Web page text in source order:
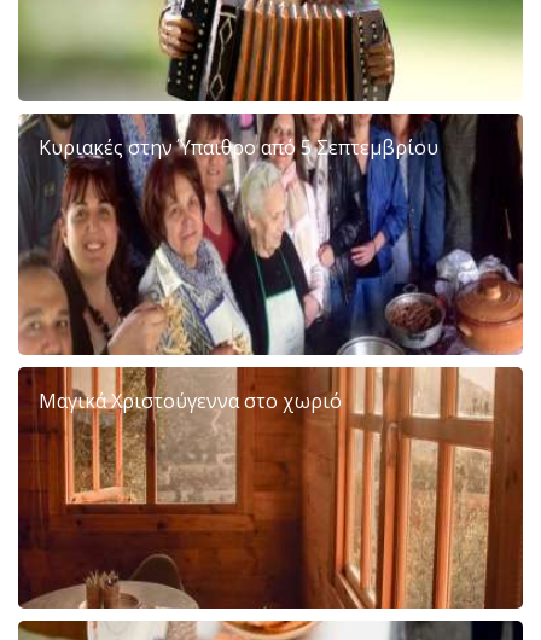
Κυριακές στην Ύπαιθρο από 5 Σεπτεμβρίου
Μαγικά Χριστούγεννα στο χωριό